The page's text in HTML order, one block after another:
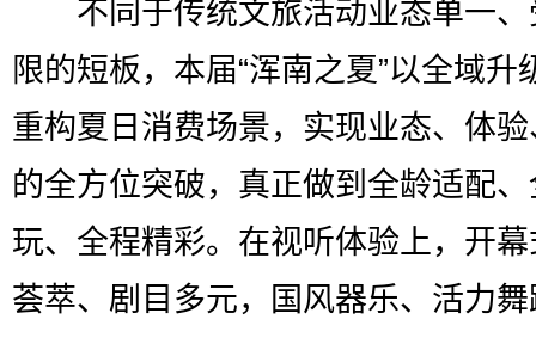
不同于传统文旅活动业态单一、
限的短板，本届“浑南之夏”以全域升
重构夏日消费场景，实现业态、体
的全方位突破，真正做到全龄适配
玩、全程精彩。在视听体验上，开
荟萃、剧目多元，国风器乐、活力